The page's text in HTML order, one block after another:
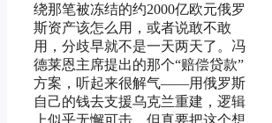
绕那笔被冻结的约2000亿欧元俄罗
斯资产该怎么用，或者说敢不敢
用，分歧早就不是一天两天了。冯
德莱恩主席提出的那个“赔偿贷款”
方案，听起来很解气——用俄罗斯
自己的钱去支援乌克兰重建，逻辑